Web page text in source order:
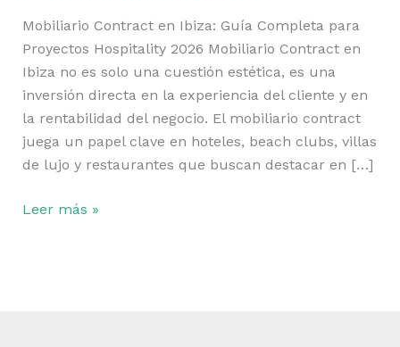
Mobiliario Contract en Ibiza: Guía Completa para
Proyectos Hospitality 2026 Mobiliario Contract en
Ibiza no es solo una cuestión estética, es una
inversión directa en la experiencia del cliente y en
la rentabilidad del negocio. El mobiliario contract
juega un papel clave en hoteles, beach clubs, villas
de lujo y restaurantes que buscan destacar en […]
Hospitality
2026
Leer más »